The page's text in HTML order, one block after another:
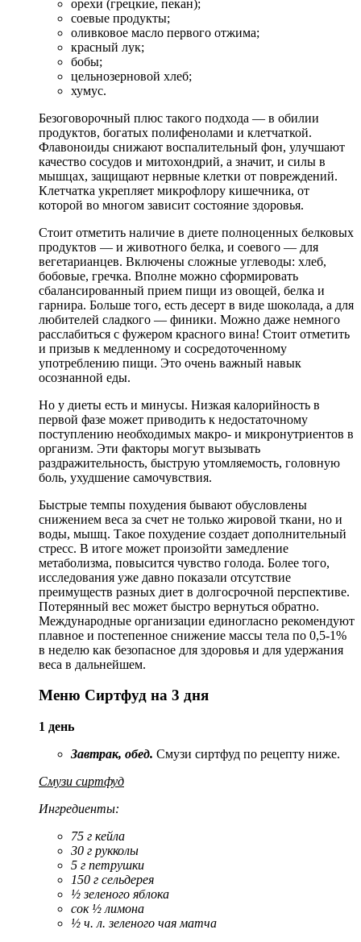
орехи (грецкие, пекан);
соевые продукты;
оливковое масло первого отжима;
красный лук;
бобы;
цельнозерновой хлеб;
хумус.
Безоговорочный плюс такого подхода — в обилии
продуктов, богатых полифенолами и клетчаткой.
Флавоноиды снижают воспалительный фон, улучшают
качество сосудов и митохондрий, а значит, и силы в
мышцах, защищают нервные клетки от повреждений.
Клетчатка укрепляет микрофлору кишечника, от
которой во многом зависит состояние здоровья.
Стоит отметить наличие в диете полноценных белковых
продуктов — и животного белка, и соевого — для
вегетарианцев. Включены сложные углеводы: хлеб,
бобовые, гречка. Вполне можно сформировать
сбалансированный прием пищи из овощей, белка и
гарнира. Больше того, есть десерт в виде шоколада, а для
любителей сладкого — финики. Можно даже немного
расслабиться с фужером красного вина! Стоит отметить
и призыв к медленному и сосредоточенному
употреблению пищи. Это очень важный навык
осознанной еды.
Но у диеты есть и минусы. Низкая калорийность в
первой фазе может приводить к недостаточному
поступлению необходимых макро- и микронутриентов в
организм. Эти факторы могут вызывать
раздражительность, быструю утомляемость, головную
боль, ухудшение самочувствия.
Быстрые темпы похудения бывают обусловлены
снижением веса за счет не только жировой ткани, но и
воды, мышц. Такое похудение создает дополнительный
стресс. В итоге может произойти замедление
метаболизма, повысится чувство голода. Более того,
исследования уже давно показали отсутствие
преимуществ разных диет в долгосрочной перспективе.
Потерянный вес может быстро вернуться обратно.
Международные организации единогласно рекомендуют
плавное и постепенное снижение массы тела по 0,5-1%
в неделю как безопасное для здоровья и для удержания
веса в дальнейшем.
Меню Сиртфуд на 3 дня
1 день
Завтрак, обед. Смузи сиртфуд по рецепту ниже.
Смузи сиртфуд
Ингредиенты:
75 г кейла
30 г рукколы
5 г петрушки
150 г сельдерея
½ зеленого яблока
сок ½ лимона
½ ч. л. зеленого чая матча